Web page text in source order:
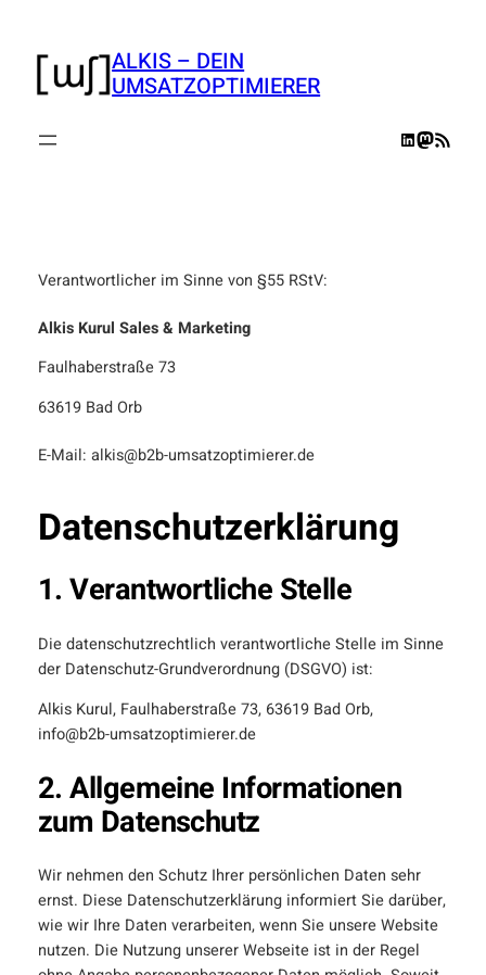
springen
ALKIS – DEIN
UMSATZOPTIMIERER
LinkedIn
RSS-Feed
Verantwortlicher im Sinne von §55 RStV:
Alkis Kurul Sales & Marketing
Faulhaberstraße 73
63619 Bad Orb
E-Mail: alkis@b2b-umsatzoptimierer.de
Datenschutzerklärung
1. Verantwortliche Stelle
Die datenschutzrechtlich verantwortliche Stelle im Sinne
der Datenschutz-Grundverordnung (DSGVO) ist:
Alkis Kurul, Faulhaberstraße 73, 63619 Bad Orb,
info@b2b-umsatzoptimierer.de
2. Allgemeine Informationen
zum Datenschutz
Wir nehmen den Schutz Ihrer persönlichen Daten sehr
ernst. Diese Datenschutzerklärung informiert Sie darüber,
wie wir Ihre Daten verarbeiten, wenn Sie unsere Website
nutzen. Die Nutzung unserer Webseite ist in der Regel